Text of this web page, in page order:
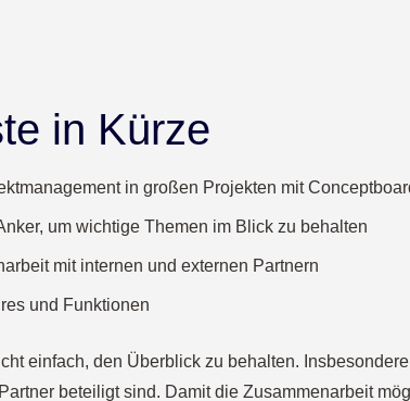
in Kürze
in großen Projekten mit
um wichtige Themen im Blick zu behalten
mit internen und externen Partnern
und Funktionen
einfach, den Überblick zu behalten.
beteiligt sind. Damit die Zusammenarbeit